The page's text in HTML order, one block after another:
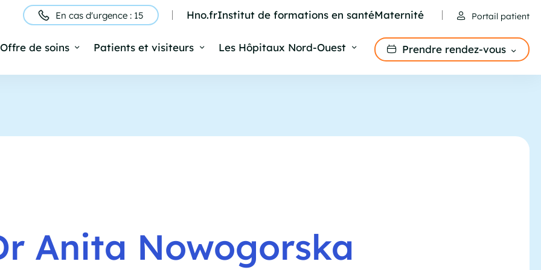
Entête
En cas d'urgence : 15 Hno.frInstitut de formations en santéMaternité Portail patient
Offre de soins Patients et visiteurs Les Hôpitaux Nord-Ouest Prendre rendez-vous
Anita Nowogorska